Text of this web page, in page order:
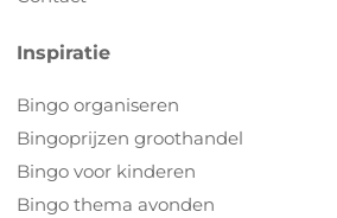
Inspiratie
Bingo organiseren
Bingoprijzen groothandel
Bingo voor kinderen
Bingo thema avonden